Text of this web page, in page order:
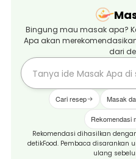
Bingung mau masak apa?
Apa akan
dari
Cari resep Masak
Rekomendasi
Rekomendasi dihasilkan
detikFood. Pembaca disarankan
ulang